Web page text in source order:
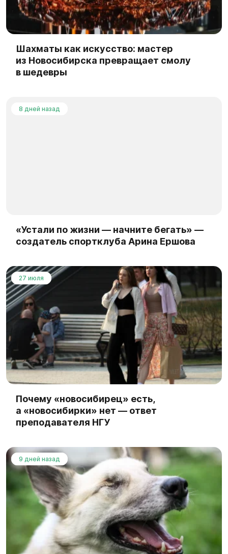
Шахматы как искусство: мастер
из Новосибирска превращает смолу
в шедевры
8 дней назад
«Устали по жизни — начните бегать» —
создатель спортклуба Арина Ершова
27 июля
Почему «новосибирец» есть,
а «новосибирки» нет — ответ
преподавателя НГУ
9 дней назад